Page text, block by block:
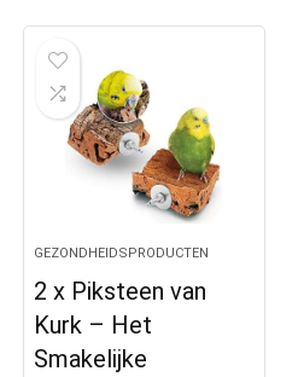
GEZONDHEIDSPRODUCTEN
2 x Piksteen van
Kurk – Het
Smakelijke